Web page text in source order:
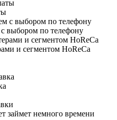
выбором по телефону
и сегментом HoReCa
займет немного времени